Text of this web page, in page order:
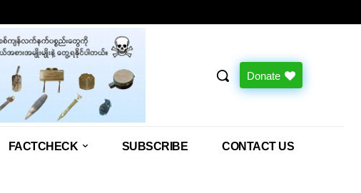
Donate
FACTCHECK SUBSCRIBE CONTACT US